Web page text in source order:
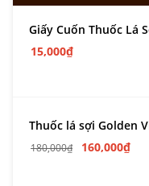
Giấy Cuốn Thuốc Lá
15,000₫
Thuốc lá sợi Golden
180,000₫ 160,000₫